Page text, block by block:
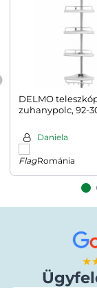
DELMO
zuhanypolc, 92-
Daniela
Románia